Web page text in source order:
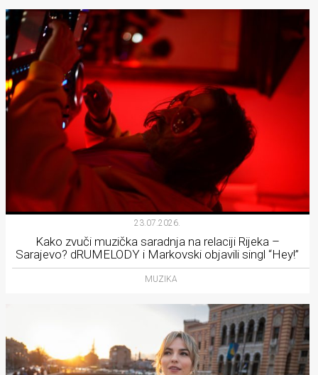
23.07.2026.
Kako zvuči muzička saradnja na relaciji Rijeka –
Sarajevo? dRUMELODY i Markovski objavili singl “Hey!”
MUZIKA